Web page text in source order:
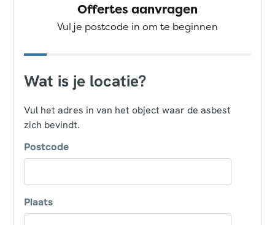
Offertes aanvragen
Vul je postcode in om te beginnen